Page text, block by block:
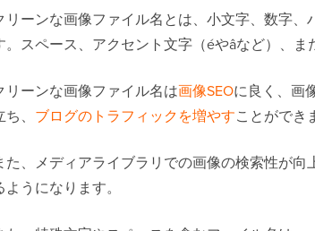
リーンな画像ファイル名とは、小文字、数字
。スペース、アクセント文字（éやâなど）、ま
リーンな画像ファイル名は画像SEOに良く、画
、 ブログのトラフィックを増やすことができ
た、メディアライブラリでの画像の検索性が
ようになります。